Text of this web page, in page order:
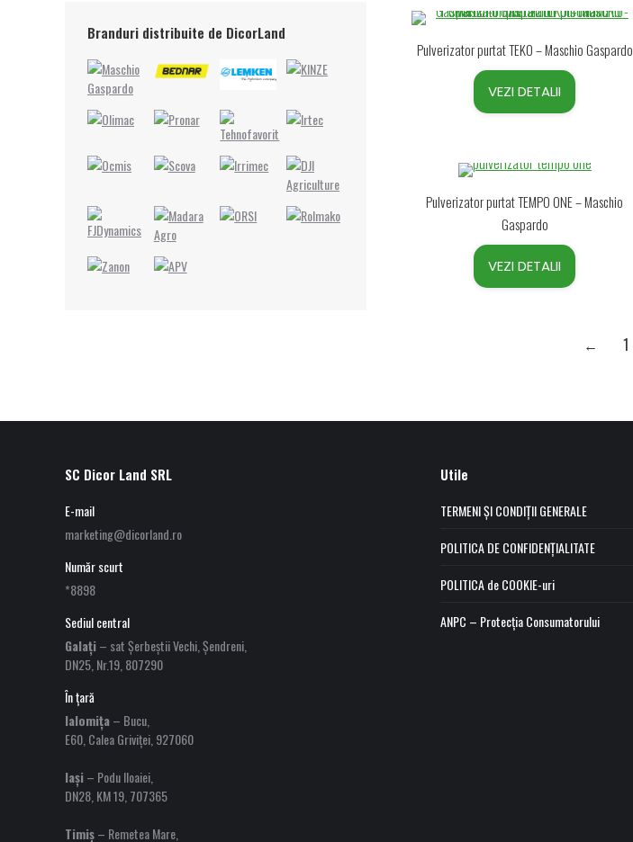
Pulverizator purtat TEKO – Maschio Gaspardo
VEZI DETALII
Pulverizator purtat TEMPO ONE – Maschio
Gaspardo
VEZI DETALII
← 1
Branduri distribuite de DicorLand
SC Dicor Land SRL
E-mail
marketing@dicorland.ro
Număr scurt
*8898
Sediul central
Galați– sat Șerbeștii Vechi, Șendreni,
DN25, Nr.19, 807290
În țară
Ialomița– Bucu,
E60, Calea Griviței, 927060
Iași– Podu Iloaiei,
DN28, KM 19, 707365
Timiș– Remetea Mare,
Utile
TERMENI ȘI CONDIȚII GENERALE
POLITICA DE CONFIDENȚIALITATE
POLITICA de COOKIE-uri
ANPC – Protecția Consumatorului